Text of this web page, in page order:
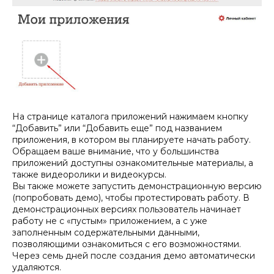
На странице каталога приложений нажимаем кнопку
“Добавить” или “Добавить еще” под названием
приложения, в котором вы планируете начать работу.
Обращаем ваше внимание, что у большинства
приложений доступны ознакомительные материалы, а
также видеоролики и видеокурсы.
Вы также можете запустить демонстрационную версию
(попробовать демо), чтобы протестировать работу. В
демонстрационных версиях пользователь начинает
работу не с «пустым» приложением, а с уже
заполненным содержательными данными,
позволяющими ознакомиться с его возможностями.
Через семь дней после создания демо автоматически
удаляются.